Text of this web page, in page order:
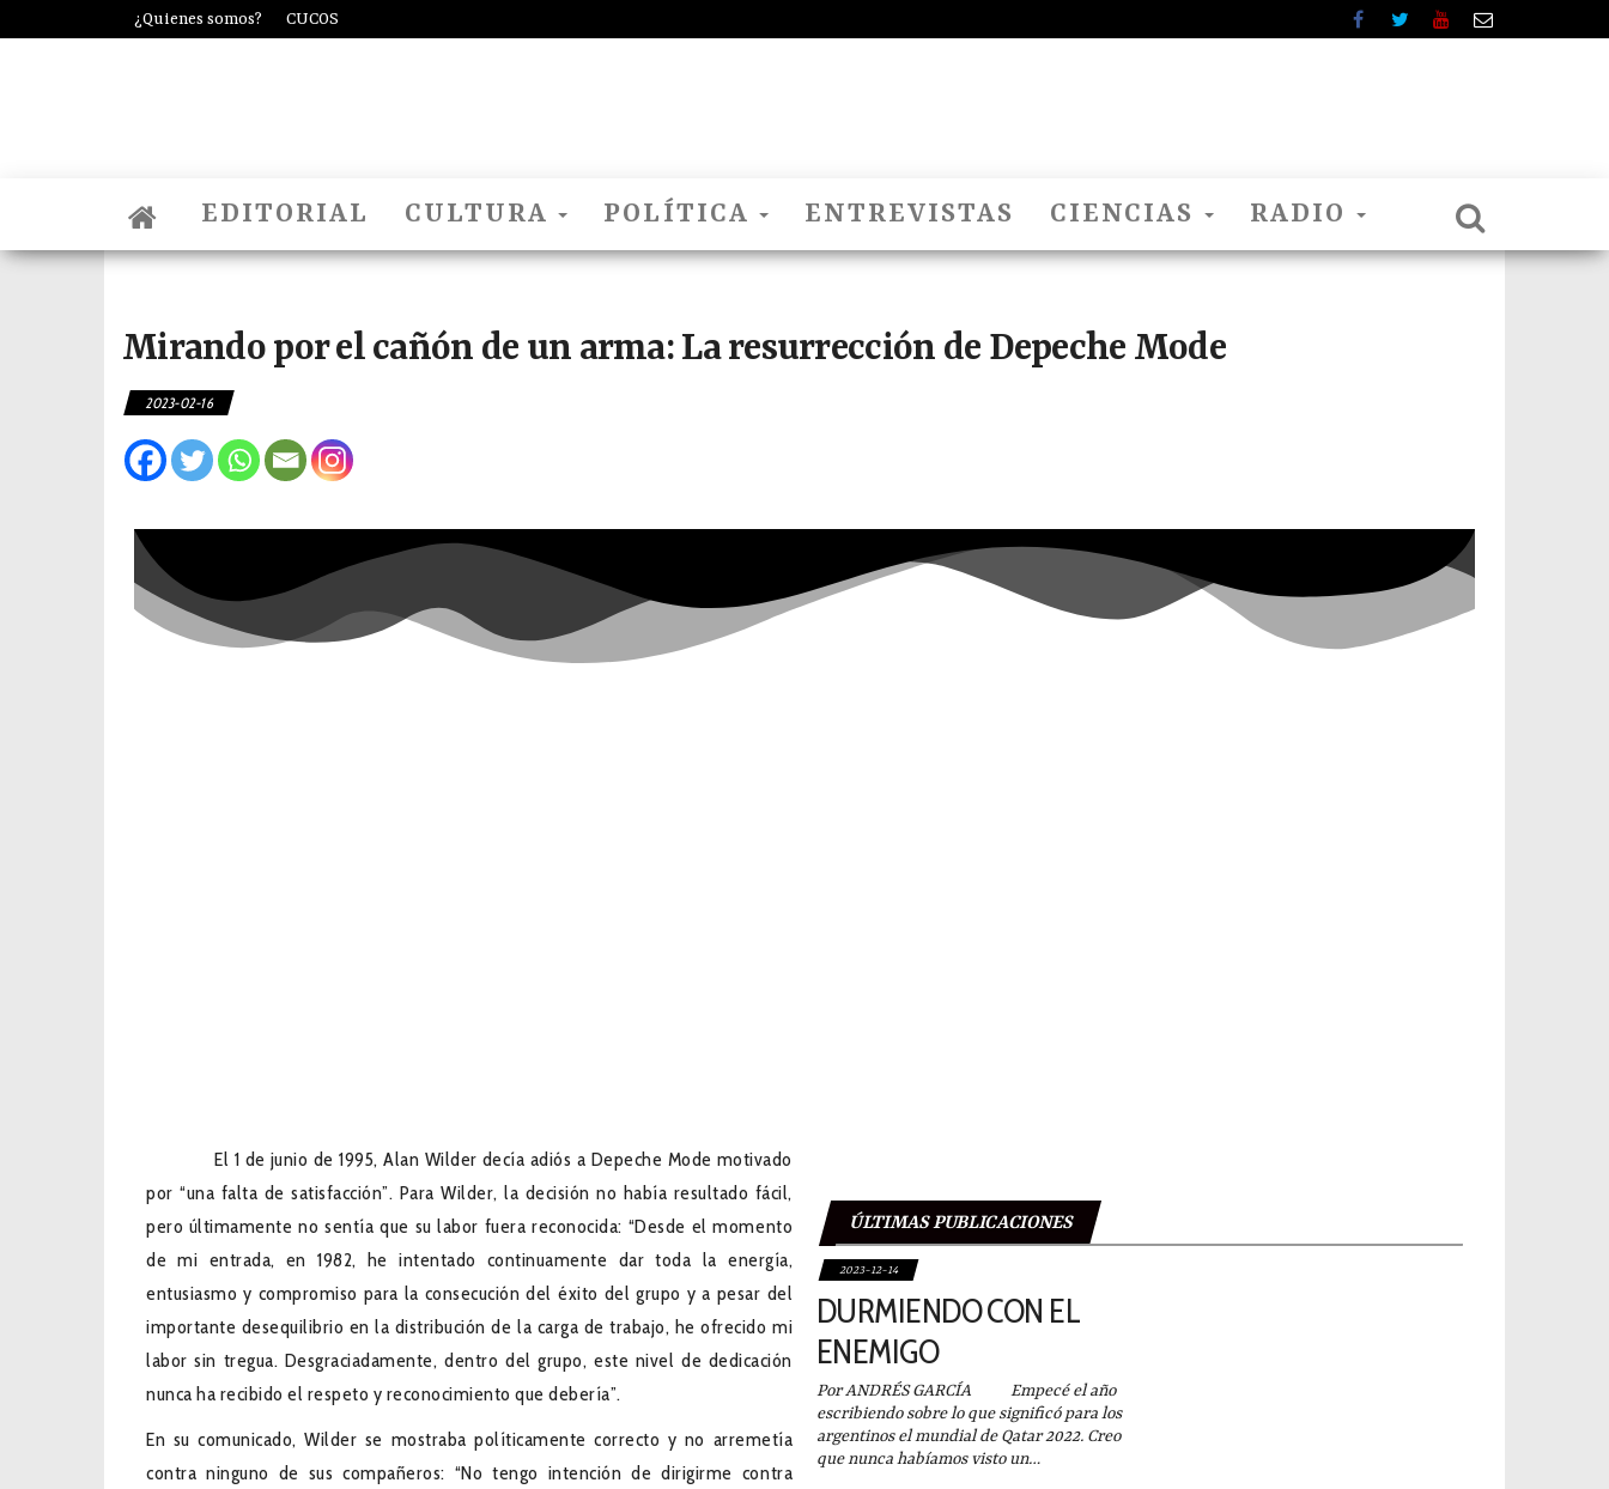
¿Quienes somos? CUCOS
Cuco
EDITORIAL CULTURA POLÍTICA ENTREVISTAS CIENCIAS RADIO
Mirando por el cañón de un arma: La resurrección de Depeche Mode
2023-02-16
El 1 de junio de 1995, Alan Wilder decía adiós a Depeche Mode motivado
por “una falta de satisfacción”. Para Wilder, la decisión no había resultado fácil,
pero últimamente no sentía que su labor fuera reconocida: “Desde el momento
de mi entrada, en 1982, he intentado continuamente dar toda la energía,
entusiasmo y compromiso para la consecución del éxito del grupo y a pesar del
importante desequilibrio en la distribución de la carga de trabajo, he ofrecido mi
labor sin tregua. Desgraciadamente, dentro del grupo, este nivel de dedicación
nunca ha recibido el respeto y reconocimiento que debería”.
En su comunicado, Wilder se mostraba políticamente correcto y no arremetía
contra ninguno de sus compañeros: “No tengo intención de dirigirme contra
ÚLTIMAS PUBLICACIONES
2023-12-14
DURMIENDO CON EL
ENEMIGO
Por ANDRÉS GARCÍA Empecé el año
escribiendo sobre lo que significó para los
argentinos el mundial de Qatar 2022. Creo
que nunca habíamos visto un…